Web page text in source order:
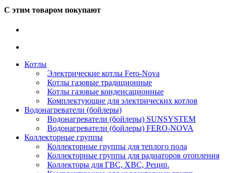
С этим товаром покупают
Котлы
Электрические котлы Fero-Nova
Котлы газовые традиционные
Котлы газовые конденсационные
Комплектующие для электрических котлов
Водонагреватели (бойлеры)
Водонагреватели (бойлеры) SUNSYSTEM
Водонагреватели (бойлеры) FERO-NOVA
Коллекторные группы
Коллекторные группы для теплого пола
Коллекторные группы для радиаторов отопления
Коллекторы для ГВС, ХВС, Рецир.